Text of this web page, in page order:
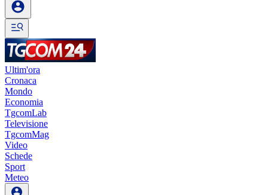
Ultim'ora
Cronaca
Mondo
Economia
TgcomLab
Televisione
TgcomMag
Video
Schede
Sport
Meteo